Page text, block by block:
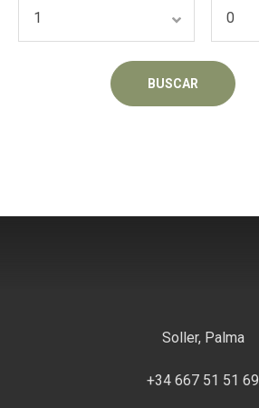
Soller, Palma
+34 667 51 51 69